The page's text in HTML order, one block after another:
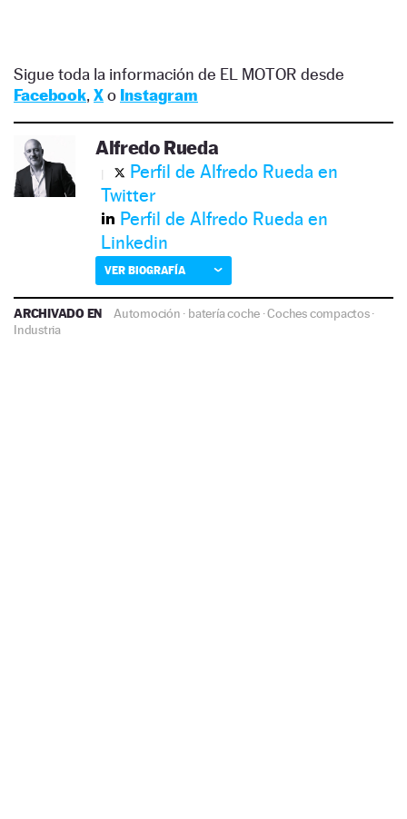
Sigue toda la información de EL MOTOR desde
Facebook, Xo Instagram
Alfredo Rueda
Perfil de Alfredo Rueda en
Twitter
Perfil de Alfredo Rueda en
Linkedin
VER BIOGRAFÍA
ARCHIVADO EN Automoción · batería coche ·Coches compactos·
Industria